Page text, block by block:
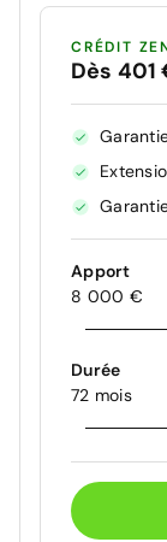
CRÉDIT
Dès
Apport
8 000 €
Durée
72 mois